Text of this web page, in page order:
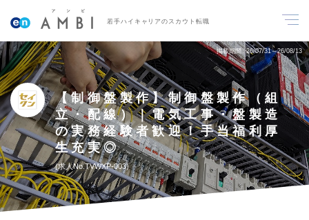
若手ハイキャリアのスカウト転職
掲載期間 26/07/31～26/08/13
【制御盤製作】制御盤製作（組
立・配線）｜電気工事・盤製造
の実務経験者歓迎！手当福利厚
生充実◎
求人No.TVWXP-003